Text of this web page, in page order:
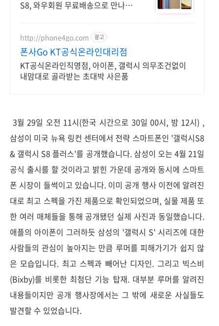
S8, 와우회원 무료배송으로 만나보
http://phone4go.com 광고
폰사Go KT공식온라인대리점
KT공식온라인직영점, 아이폰, 갤럭시 의무조건없이
내맘대로 골라받는 초대박 사은품
3월 29일 오전 11시(한국 시간으로 30일 00시, 밤 12시) ,
삼성이 미국 뉴욕 링컨 센터에서 전략 스마트폰인 '갤럭시S8
& 갤럭시 S8 플러스'를 공개했습니다. 삼성이 오는 4월 21일
공식 출시를 할 것이라고 밝힌 가운데 공개와 동시에 스마트
폰 시장이 들썩이고 있습니다. 이미 공개 행사 이전에 알려진
대로 최고 스펙을 가진 제품으로 확인되었으며, 실물 제품 또
한 여러 매체들을 통해 공개됐던 실제 사진과 동일했습니다.
애플의 아이폰이 그러하듯 삼성의 '갤럭시 S' 시리즈에 대한
사람들의 관심이 높아지는 만큼 루머를 피해가기가 쉽지 않
은 모습입니다. 최고 스펙과 빼어난 디자인. 그리고 빅스비
(Bixby)를 비롯한 최첨단 기능 탑재. 대부분 루머를 알려진
내용들이지만 공개 행사장에서는 그 밖에 새로운 사실들도
발견할 수 있었습니다.